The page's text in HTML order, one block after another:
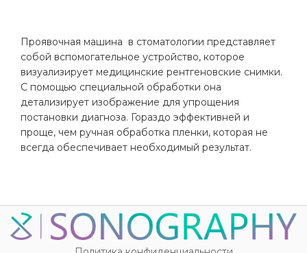
Проявочная машина в стоматологии представляет
собой вспомогательное устройство, которое
визуализирует медицинские рентгеновские снимки.
С помощью специальной обработки она
детализирует изображение для упрощения
постановки диагноза. Гораздо эффективней и
проще, чем ручная обработка пленки, которая не
всегда обеспечивает необходимый результат.